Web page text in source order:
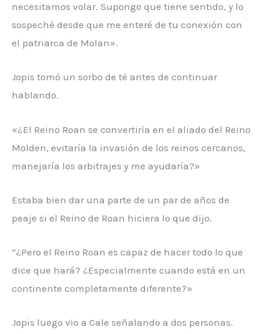
necesitamos volar. Supongo que tiene sentido, y lo
sospeché desde que me enteré de tu conexión con
el patriarca de Molan».
Jopis tomó un sorbo de té antes de continuar
hablando.
«¿El Reino Roan se convertiría en el aliado del Reino
Molden, evitaría la invasión de los reinos cercanos,
manejaría los arbitrajes y me ayudaría?»
Estaba bien dar una parte de un par de años de
peaje si el Reino de Roan hiciera lo que dijo.
“¿Pero el Reino Roan es capaz de hacer todo lo que
dice que hará? ¿Especialmente cuando está en un
continente completamente diferente?»
Jopis luego vio a Cale señalando a dos personas.